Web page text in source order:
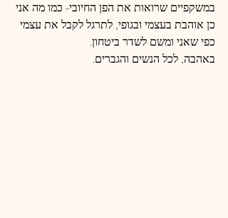
במשקפיים שרואות את הפן החיובי- כמו מה אני
כן אוהבת בעצמי ובגופי, לתרגל לקבל את עצמי
כפי שאני ומשם לשדר ביטחון.
באהבה, לכל הנשים והגברים.